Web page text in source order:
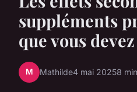
suppléments
que vous
M Mathilde4 mai 20258